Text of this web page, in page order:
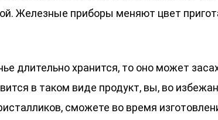
Железные приборы меняют цвет
длительно хранится, то оно может
в таком виде продукт, вы, во
сможете во время